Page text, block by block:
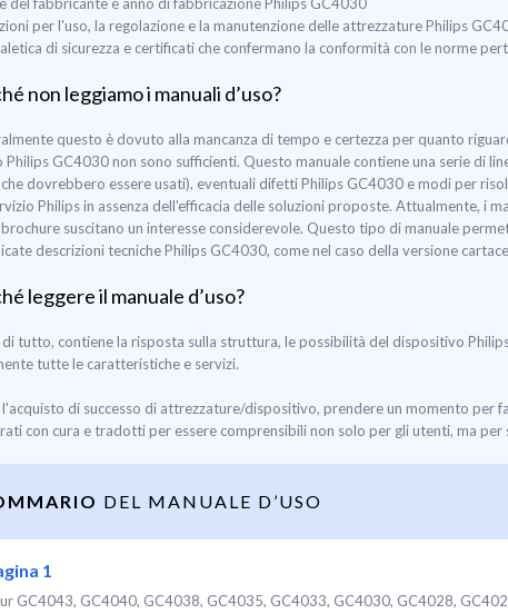
per l'uso, la regolazione e la manutenzione delle attrezzature Philips
di sicurezza e certificati che confermano la conformità con le norme
non leggiamo i manuali d’uso?
questo è dovuto alla mancanza di tempo e certezza per quanto
Philips GC4030 non sono sufficienti. Questo manuale contiene una serie di
dovrebbero essere usati), eventuali difetti Philips GC4030 e modi per
Philips in assenza dell'efficacia delle soluzioni proposte. Attualmente, i
brochure suscitano un interesse considerevole. Questo tipo di manuale
descrizioni tecniche Philips GC4030, come nel caso della versione
leggere il manuale d’uso?
di tutto, contiene la risposta sulla struttura, le possibilità del dispositivo
tutte le caratteristiche e servizi.
di successo di attrezzature/dispositivo, prendere un momento per
con cura e tradotti per essere comprensibili non solo per gli utenti, ma
DEL MANUALE D’USO
1
GC4043, GC4040, GC4038, GC4035, GC4033, GC4030, GC4028,